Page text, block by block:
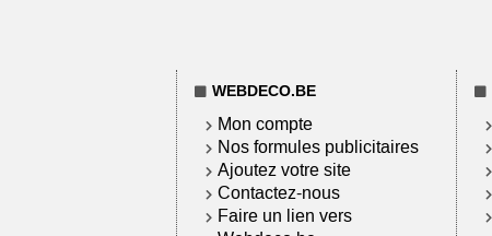
WEBDECO.BE
Mon compte
Nos formules publicitaires
Ajoutez votre site
Contactez-nous
Faire un lien vers